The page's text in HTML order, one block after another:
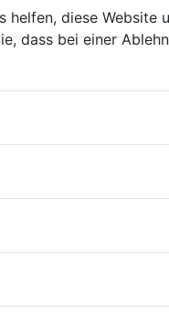
helfen, diese Website
dass bei einer